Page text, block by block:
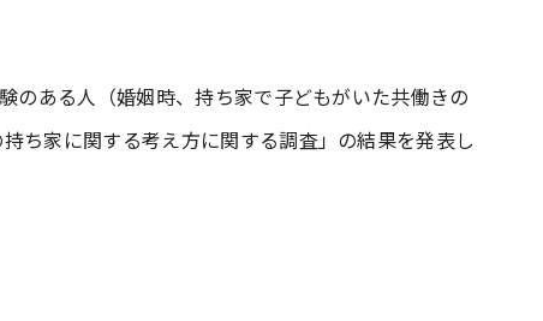
ニュース #マタニティニュース
のある人（婚姻時、持ち家で子どもがいた共働きの
ち家に関する考え方に関する調査」の結果を発表し